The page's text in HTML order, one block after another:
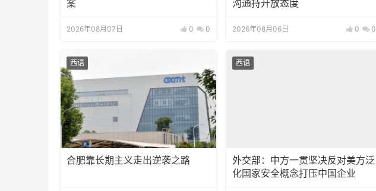
案
2026年08月07日 0 0
沟通持开放态度
2026年08月06日 0 0
西语
合肥靠长期主义走出逆袭之路
西语
外交部：中方一贯坚决反对美方泛
化国家安全概念打压中国企业